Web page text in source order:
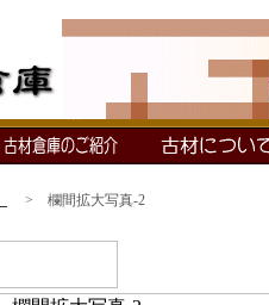
> 欄間拡大写真-2